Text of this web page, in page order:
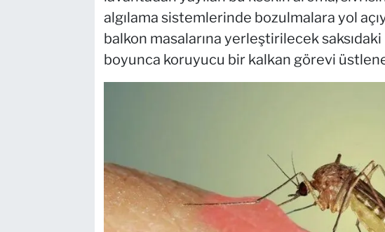
algılama sistemlerinde bozulmalara yol
balkon masalarına yerleştirilecek
boyunca koruyucu bir kalkan görevi